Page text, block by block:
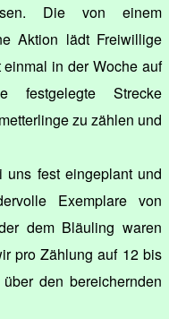
Die von einem
Aktion lädt Freiwillige
in der Woche auf
festgelegte Strecke
zu zählen und
uns fest eingeplant und
Exemplare von
dem Bläuling waren
pro Zählung auf 12 bis
den bereichernden